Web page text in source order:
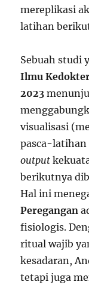
mereplikasi
latihan
Sebuah studi
Ilmu
2023
visualisasi
pasca-
output
berikutnya
Hal ini
Peregangan
fisiologis.
ritual wajib
kesadaran,
tetapi juga